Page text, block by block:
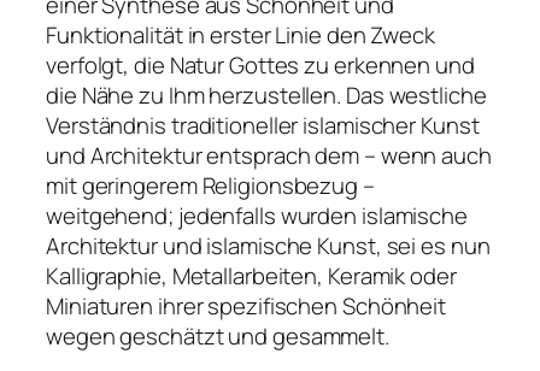
Funktionalität in erster Linie den Zweck
verfolgt, die Natur Gottes zu erkennen und
die Nähe zu Ihm herzustellen. Das westliche
Verständnis traditioneller islamischer Kunst
und Architektur entsprach dem – wenn auch
mit geringerem Religionsbezug –
weitgehend; jedenfalls wurden islamische
Architektur und islamische Kunst, sei es nun
Kalligraphie, Metallarbeiten, Keramik oder
Miniaturen ihrer spezifischen Schönheit
wegen geschätzt und gesammelt.